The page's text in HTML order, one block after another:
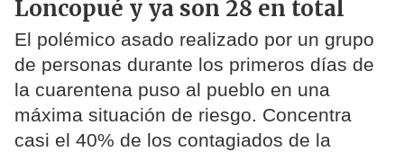
Loncopué y ya son 28 en total
El polémico asado realizado por un grupo
de personas durante los primeros días de
la cuarentena puso al pueblo en una
máxima situación de riesgo. Concentra
casi el 40% de los contagiados de la